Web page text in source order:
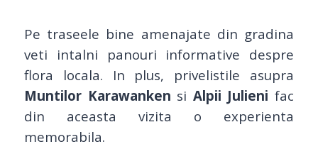
Pe traseele bine amenajate din gradina
veti intalni panouri informative despre
flora locala. In plus, privelistile asupra
Muntilor Karawanken si Alpii Julieni fac
din aceasta vizita o experienta
memorabila.